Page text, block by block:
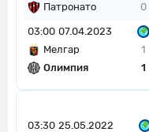
Патронато
0
03:00 07.04.2023
Мелгар
1
Олимпия
1
03:30 25.05.2022